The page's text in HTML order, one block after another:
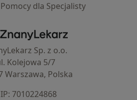
dla Specjalisty
ZnanyLekarz - Strona główna
Sp. z o.o.
Kolejowa 5/7
Warszawa, Polska
⁠7010224868